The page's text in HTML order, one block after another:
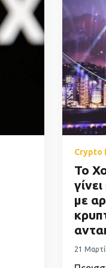
Crypto
Το
με
21